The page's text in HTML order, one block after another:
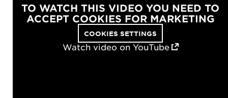
TO WATCH THIS VIDEO YOU NEED TO
ACCEPT COOKIES FOR MARKETING
COOKIES SETTINGS
Watch video on YouTube